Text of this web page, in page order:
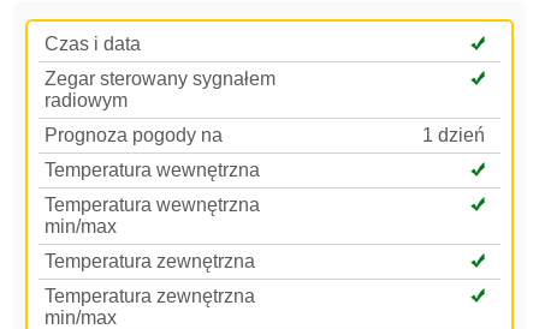
Czas i data
Zegar sterowany sygnałem
radiowym
Prognoza pogody na
1 dzień
Temperatura wewnętrzna
Temperatura wewnętrzna
min/max
Temperatura zewnętrzna
Temperatura zewnętrzna
min/max